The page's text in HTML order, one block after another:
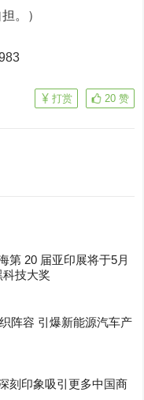
。）
20 赞
打赏
第 20 届亚印展将于5月
科技大奖
阵容 引爆新能源汽车产
刻印象吸引更多中国商